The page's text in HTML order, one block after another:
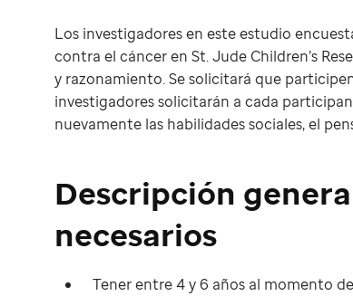
Los investigadores en este estudio
contra el cáncer en St. Jude Children’s
y razonamiento. Se solicitará que
investigadores solicitarán a cada
nuevamente las habilidades sociales, el
Descripción
necesarios
Tener entre 4 y 6 años al momento